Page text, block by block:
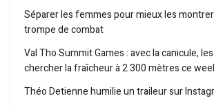
Séparer les femmes pour mieux les
trompe de combat
Val Tho Summit Games : avec la canicule,
chercher la fraîcheur à 2 300 mètres ce
Théo Detienne humilie un traileur sur